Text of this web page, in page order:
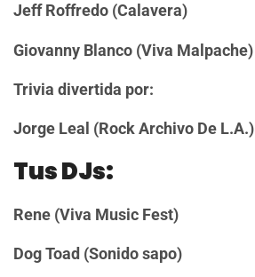
Jeff Roffredo (Calavera)
Giovanny Blanco (Viva Malpache)
Trivia divertida por:
Jorge Leal (Rock Archivo De L.A.)
Tus DJs:
Rene (Viva Music Fest)
Dog Toad (Sonido sapo)